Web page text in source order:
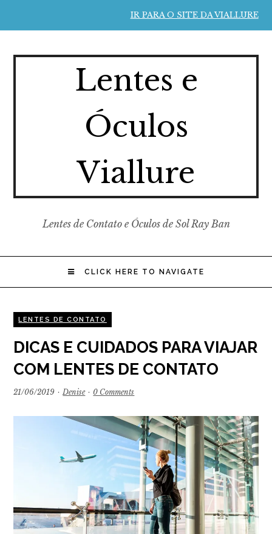
IR PARA O SITE DA VIALLURE
Lentes e
Óculos
Viallure
Lentes de Contato e Óculos de Sol Ray Ban
CLICK HERE TO NAVIGATE
LENTES DE CONTATO
DICAS E CUIDADOS PARA VIAJAR
COM LENTES DE CONTATO
21/06/2019 · Denise · 0 Comments